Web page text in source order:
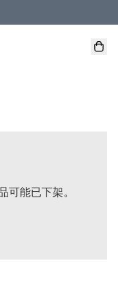
貨、本地取貨 )
能已下架。